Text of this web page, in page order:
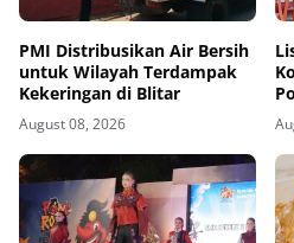
PMI Distribusikan Air Bersih
untuk Wilayah Terdampak
Kekeringan di Blitar
August 08, 2026